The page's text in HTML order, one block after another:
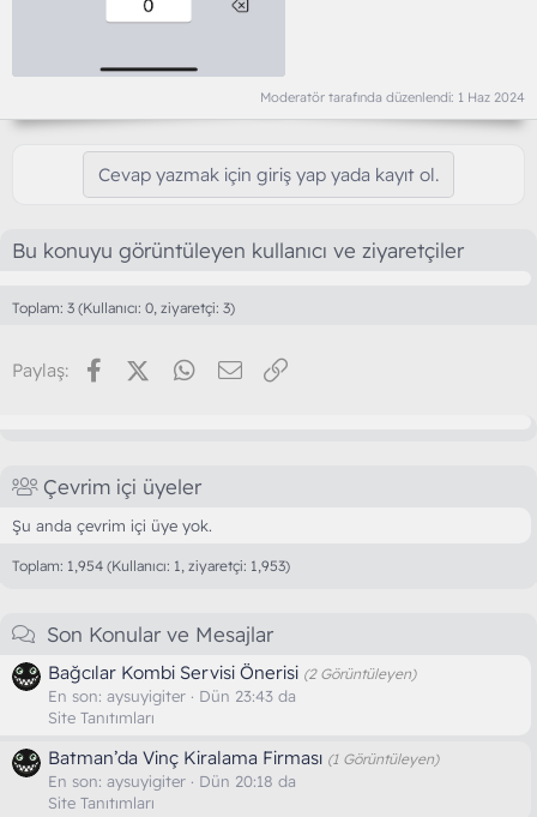
Moderatör tarafında düzenlendi: 1 Haz 2024
Cevap yazmak için giriş yap yada kayıt ol.
Bu konuyu görüntüleyen kullanıcı ve ziyaretçiler
Toplam: 3 (Kullanıcı: 0, ziyaretçi: 3)
Paylaş: FacebookX (Twitter)WhatsApp
E-posta
Çevrim içi üyeler
Şu anda çevrim içi üye yok.
Toplam: 1,954 (Kullanıcı: 1, ziyaretçi: 1,953)
Son Konular ve Mesajlar
Bağcılar Kombi Servisi Önerisi (2 Görüntüleyen)
En son: aysuyigiter
Dün 23:43 da
Site Tanıtımları
Batman’da Vinç Kiralama Firması (1 Görüntüleyen)
En son: aysuyigiter
Dün 20:18 da
Site Tanıtımları